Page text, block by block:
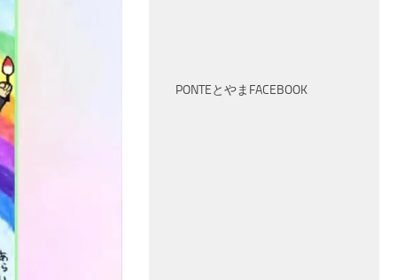
PONTEとやまFACEBOOK